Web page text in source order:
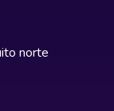
norte